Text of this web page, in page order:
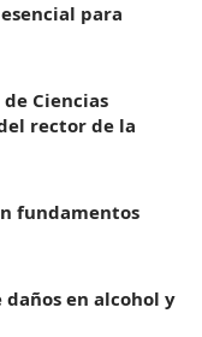
para
Ciencias
rector de la
fundamentos
daños en alcohol y